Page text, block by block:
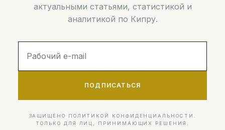
актуальными статьями, статистикой и
аналитикой по Кипру.
ПОДПИСАТЬСЯ
ЗАЩИЩЕНО ПОЛИТИКОЙ КОНФИДЕНЦИАЛЬНОСТИ.
ТОЛЬКО ДЛЯ ЛИЦ, ПРИНИМАЮЩИХ РЕШЕНИЯ.